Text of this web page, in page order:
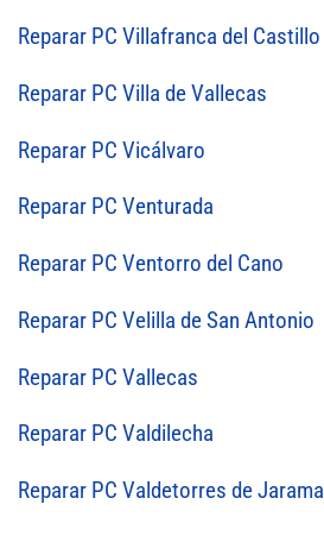
Reparar PC Villafranca del Castillo
Reparar PC Villa de Vallecas
Reparar PC Vicálvaro
Reparar PC Venturada
Reparar PC Ventorro del Cano
Reparar PC Velilla de San Antonio
Reparar PC Vallecas
Reparar PC Valdilecha
Reparar PC Valdetorres de Jarama